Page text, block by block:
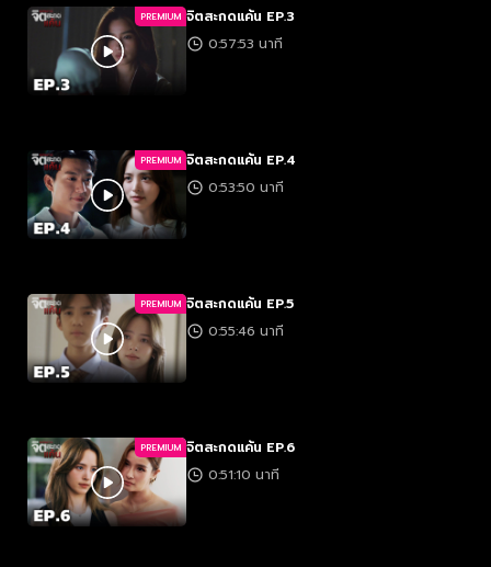
PREMIUM จิตสะกดแค้น EP.3
0:57:53 นาที
PREMIUM จิตสะกดแค้น EP.4
0:53:50 นาที
PREMIUM จิตสะกดแค้น EP.5
0:55:46 นาที
PREMIUM จิตสะกดแค้น EP.6
0:51:10 นาที